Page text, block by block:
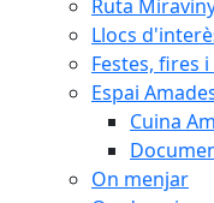
Ruta
Llocs
Festes, fires
Espai
Cuina
On menjar